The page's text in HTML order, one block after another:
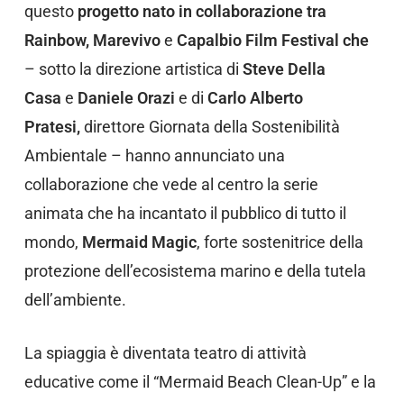
questo progetto nato in collaborazione tra
Rainbow, Marevivoe Capalbio Film Festival che
– sotto la direzione artistica di Steve Della
Casa e Daniele Orazi e di Carlo Alberto
Pratesi,direttore Giornata della Sostenibilità
Ambientale – hanno annunciato una
collaborazione che vede al centro la serie
animata che ha incantato il pubblico di tutto il
mondo, Mermaid Magic, forte sostenitrice della
protezione dell’ecosistema marino e della tutela
dell’ambiente.
La spiaggia è diventata teatro di attività
educative come il “Mermaid Beach Clean-Up” e la